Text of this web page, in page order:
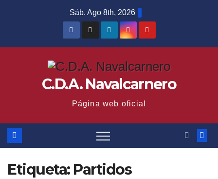
Sáb. Ago 8th, 2026
C.D.A. Navalcarnero
Página web oficial
Etiqueta: Partidos